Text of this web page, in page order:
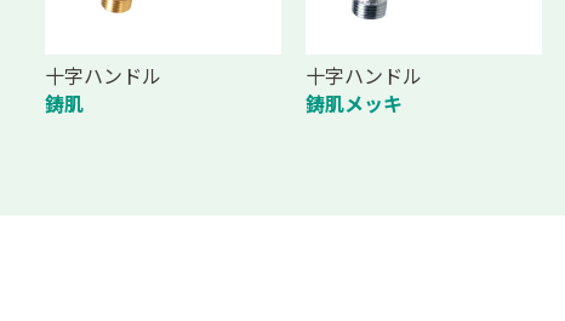
十字ハンドル
鋳肌
十字ハンドル
鋳肌メッキ